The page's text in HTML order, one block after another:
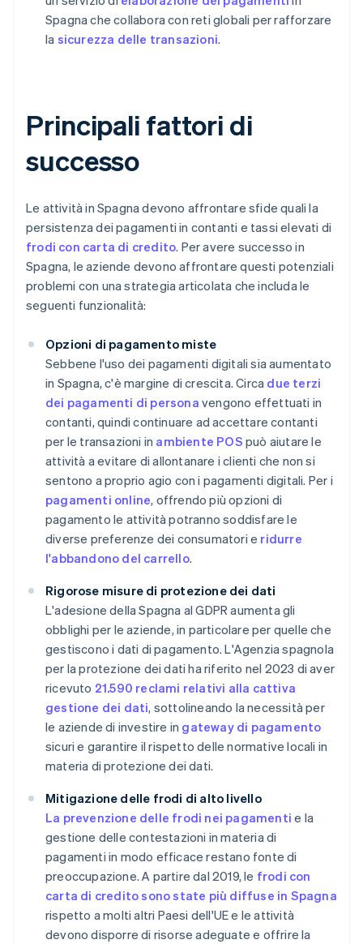
Spagna che collabora con reti globali per rafforzare
la sicurezza delle transazioni.
Principali fattori di
successo
Le attività in Spagna devono affrontare sfide quali la
persistenza dei pagamenti in contanti e tassi elevati di
frodi con carta di credito. Per avere successo in
Spagna, le aziende devono affrontare questi potenziali
problemi con una strategia articolata che includa le
seguenti funzionalità:
Opzioni di pagamento miste
Sebbene l'uso dei pagamenti digitali sia aumentato
in Spagna, c'è margine di crescita. Circa due terzi
dei pagamenti di persona vengono effettuati in
contanti, quindi continuare ad accettare contanti
per le transazioni in ambiente POS può aiutare le
attività a evitare di allontanare i clienti che non si
sentono a proprio agio con i pagamenti digitali. Per i
pagamenti online, offrendo più opzioni di
pagamento le attività potranno soddisfare le
diverse preferenze dei consumatori e ridurre
l'abbandono del carrello.
Rigorose misure di protezione dei dati
L'adesione della Spagna al GDPR aumenta gli
obblighi per le aziende, in particolare per quelle che
gestiscono i dati di pagamento. L'Agenzia spagnola
per la protezione dei dati ha riferito nel 2023 di aver
ricevuto 21.590 reclami relativi alla cattiva
gestione dei dati, sottolineando la necessità per
le aziende di investire in gateway di pagamento
sicuri e garantire il rispetto delle normative locali in
materia di protezione dei dati.
Mitigazione delle frodi di alto livello
La prevenzione delle frodi nei pagamenti e la
gestione delle contestazioni in materia di
pagamenti in modo efficace restano fonte di
preoccupazione. A partire dal 2019, le frodi con
carta di credito sono state più diffuse in Spagna
rispetto a molti altri Paesi dell'UE e le attività
devono disporre di risorse adeguate e offrire la